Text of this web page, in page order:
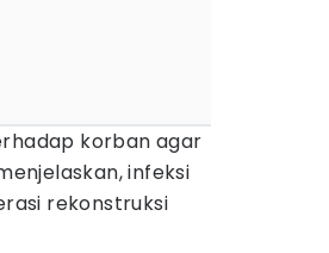
korban agar
infeksi
rekonstruksi